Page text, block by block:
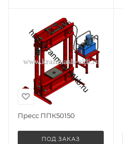
Пресс ППК50150
ПОД ЗАКАЗ